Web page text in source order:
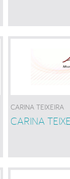
CARINA TEIXEIRA
CARINA